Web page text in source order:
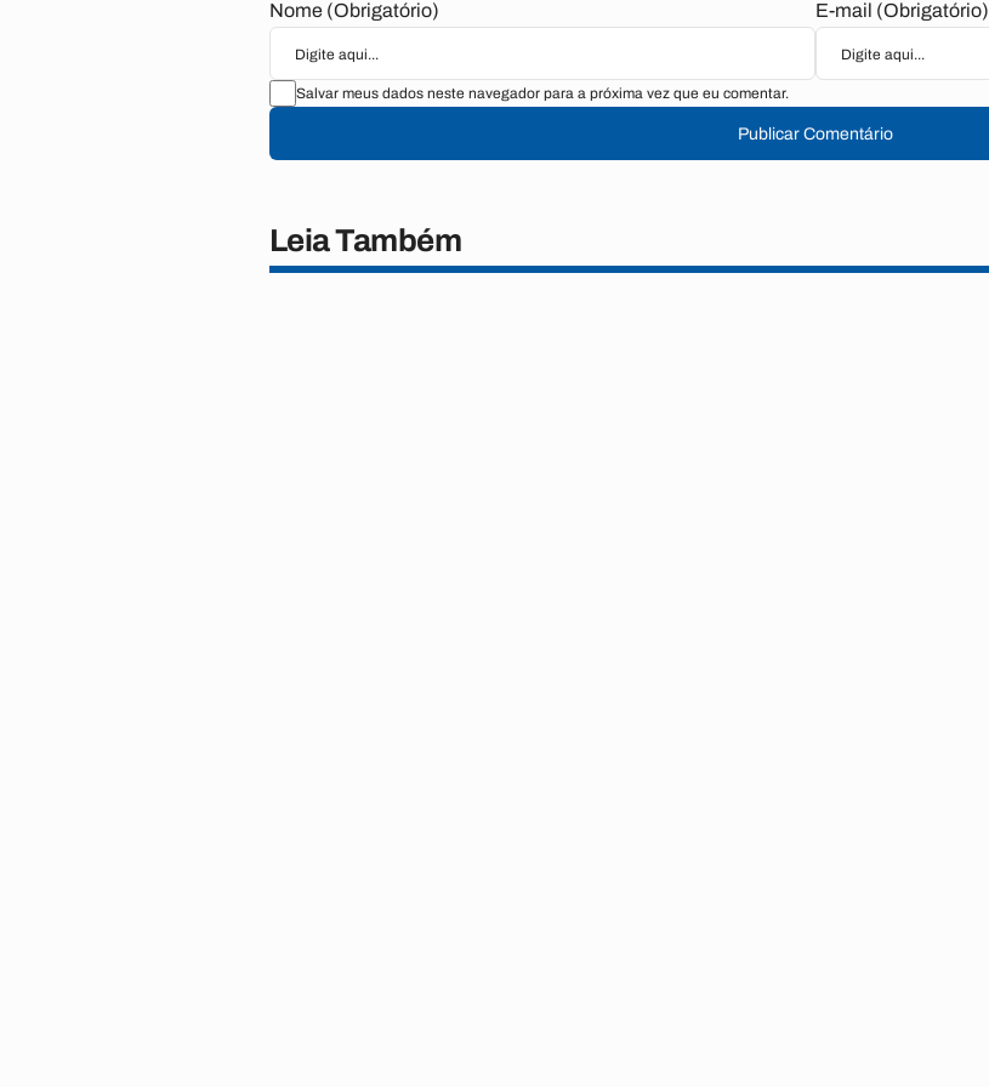
Nome (Obrigatório) E-mail (Obrigatório)
Salvar meus dados neste navegador para a próxima vez que eu comentar.
Publicar Comentário
Leia Também